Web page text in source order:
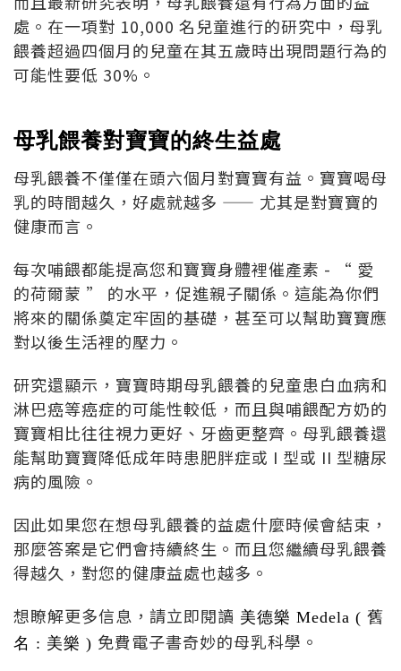
處。在一項對 10,000 名兒童進行的研究中，母乳
餵養超過四個月的兒童在其五歲時出現問題行為的
可能性要低 30%。
母乳餵養對寶寶的終生益處
母乳餵養不僅僅在頭六個月對寶寶有益。寶寶喝母
乳的時間越久，好處就越多 —— 尤其是對寶寶的
健康而言。
每次哺餵都能提高您和寶寶身體裡催產素 - “ 愛
的荷爾蒙 ” 的水平，促進親子關係。這能為你們
將來的關係奠定牢固的基礎，甚至可以幫助寶寶應
對以後生活裡的壓力。
研究還顯示，寶寶時期母乳餵養的兒童患白血病和
淋巴癌等癌症的可能性較低，而且與哺餵配方奶的
寶寶相比往往視力更好、牙齒更整齊。母乳餵養還
能幫助寶寶降低成年時患肥胖症或 I 型或 II 型糖尿
病的風險。
因此如果您在想母乳餵養的益處什麼時候會結束，
那麼答案是它們會持續終生。而且您繼續母乳餵養
得越久，對您的健康益處也越多。
想瞭解更多信息，請立即閱讀 美德樂 Medela ( 舊
名 : 美樂 ) 免費電子書奇妙的母乳科學。